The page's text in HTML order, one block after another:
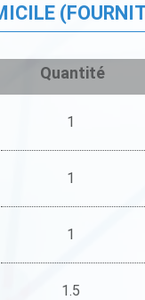
Quantité
1
1
1
1.5